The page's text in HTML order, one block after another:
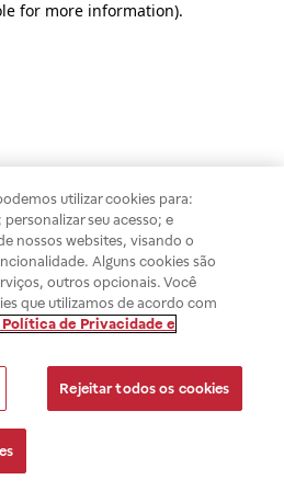
for more information).
utilizar cookies para:
seu acesso; e
nossos websites, visando o
Alguns cookies são
outros opcionais. Você
que utilizamos de acordo com
Política de Privacidade e
Rejeitar todos os cookies